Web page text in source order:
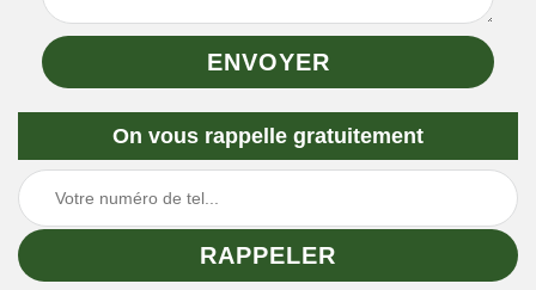
On vous rappelle gratuitement